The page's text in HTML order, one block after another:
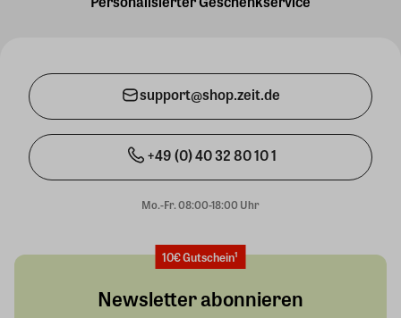
support@shop.zeit.de
+49 (0) 40 32 80 10 1
Mo.-Fr. 08:00-18:00 Uhr
10€ Gutschein¹
Newsletter abonnieren